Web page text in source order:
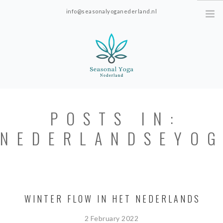
info@seasonalyoganederland.nl
PRACTISE WITH HANNAH
YOGAVORMEN
POSTS IN:
WINTER FLOW IN HET NEDERLANDS
2 February 2022